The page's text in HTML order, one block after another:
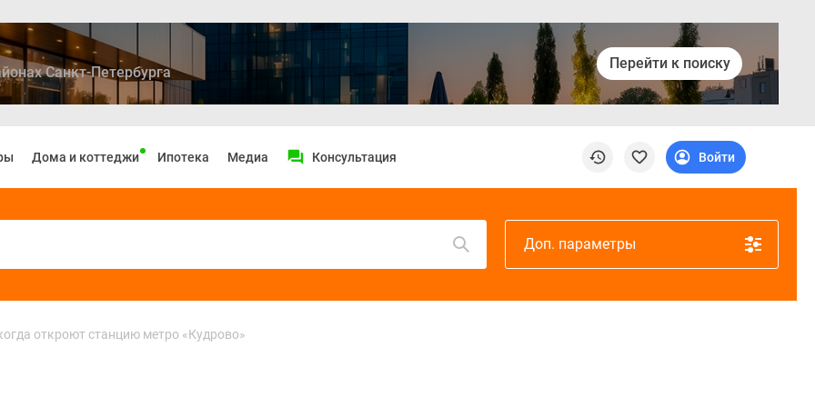
Санкт-Петербурга
Перейти к поиску
Дома и коттеджи Ипотека Медиа Консультация Войти
Доп. параметры
откроют станцию метро «Кудрово»